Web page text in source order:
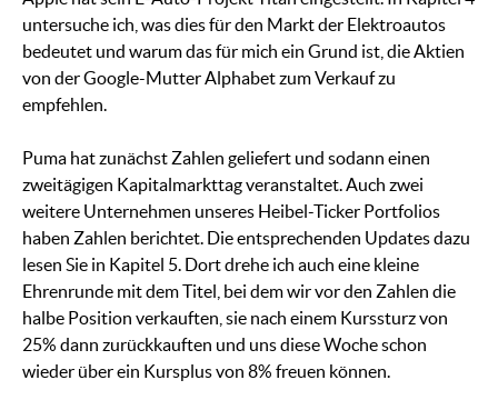
untersuche ich, was dies für den Markt der Elektroautos
bedeutet und warum das für mich ein Grund ist, die Aktien
von der Google-Mutter Alphabet zum Verkauf zu
empfehlen.
Puma hat zunächst Zahlen geliefert und sodann einen
zweitägigen Kapitalmarkttag veranstaltet. Auch zwei
weitere Unternehmen unseres Heibel-Ticker Portfolios
haben Zahlen berichtet. Die entsprechenden Updates dazu
lesen Sie in Kapitel 5. Dort drehe ich auch eine kleine
Ehrenrunde mit dem Titel, bei dem wir vor den Zahlen die
halbe Position verkauften, sie nach einem Kurssturz von
25% dann zurückkauften und uns diese Woche schon
wieder über ein Kursplus von 8% freuen können.